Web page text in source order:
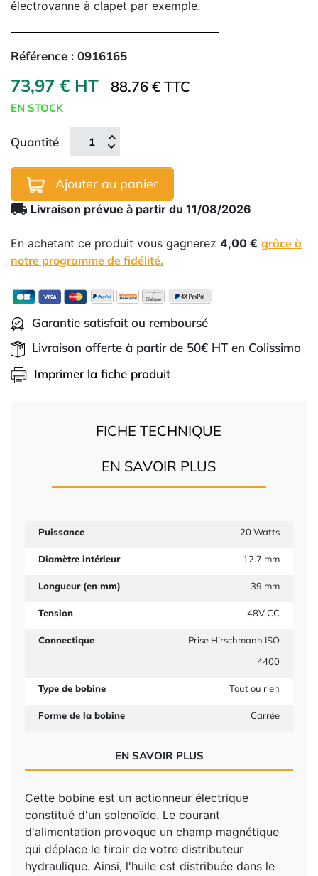
électrovanne à clapet par exemple.
Référence : 0916165
73,97 € HT 88.76 € TTC
EN STOCK
Quantité
Ajouter au panier
local_shipping Livraison prévue à partir du 11/08/2026
En achetant ce produit vous gagnerez 4,00 € grâce à
notre programme de fidélité.
Garantie satisfait ou remboursé
Livraison offerte à partir de 50€ HT en Colissimo
Imprimer la fiche produit
FICHE TECHNIQUE
EN SAVOIR PLUS
Puissance 20 Watts
Diamètre intérieur 12.7 mm
Longueur (en mm) 39 mm
Tension 48V CC
Connectique
Prise Hirschmann ISO
4400
Type de bobine Tout ou rien
Forme de la bobine Carrée
EN SAVOIR PLUS
Cette bobine est un actionneur électrique
constitué d'un solenoïde. Le courant
d'alimentation provoque un champ magnétique
qui déplace le tiroir de votre distributeur
hydraulique. Ainsi, l'huile est distribuée dans le